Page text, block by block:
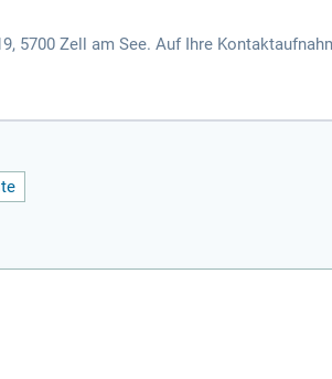
5700 Zell am See. Auf Ihre